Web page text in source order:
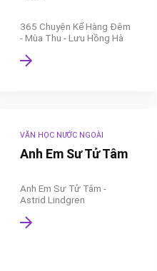
365 Chuyện Kể Hàng Đêm
- Mùa Thu - Lưu Hồng Hà
VĂN HỌC NƯỚC NGOÀI
Anh Em Sư Tử Tâm
Anh Em Sư Tử Tâm -
Astrid Lindgren